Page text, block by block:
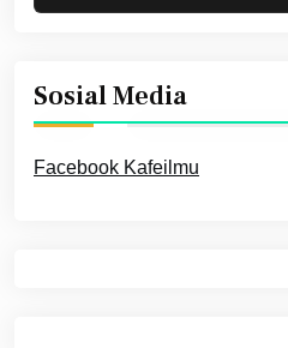
Sosial Media
Facebook Kafeilmu